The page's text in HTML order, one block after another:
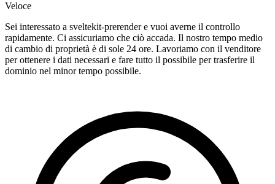
Veloce
Sei interessato a sveltekit-prerender e vuoi averne il controllo
rapidamente. Ci assicuriamo che ciò accada. Il nostro tempo medio
di cambio di proprietà è di sole 24 ore. Lavoriamo con il venditore
per ottenere i dati necessari e fare tutto il possibile per trasferire il
dominio nel minor tempo possibile.